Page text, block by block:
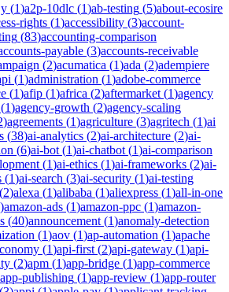
(1)a2p-10dlc (1)ab-testing (5)about-ecosire
rights (1)accessibility (3)account-
(83)accounting-comparison
payable (3)accounts-receivable
(2)acumatica (1)ada (2)adempiere
(1)administration (1)adobe-commerce
(1)afip (1)africa (2)aftermarket (1)agency
(1)agency-growth (2)agency-scaling
)agreements (1)agriculture (3)agritech (1)ai
(38)ai-analytics (2)ai-architecture (2)ai-
(6)ai-bot (1)ai-chatbot (1)ai-comparison
(1)ai-ethics (1)ai-frameworks (2)ai-
(1)ai-search (3)ai-security (1)ai-testing
(2)alexa (1)alibaba (1)aliexpress (1)all-in-one
)amazon-ads (1)amazon-ppc (1)amazon-
(40)announcement (1)anomaly-detection
(1)aov (1)ap-automation (1)apache
(1)api-first (2)api-gateway (1)api-
(2)apm (1)app-bridge (1)app-commerce
app-publishing (1)app-review (1)app-router